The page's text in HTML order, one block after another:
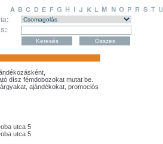
dísz fémdobozokat mutat be.
ajándékokat, promociós
utca 5
utca 5